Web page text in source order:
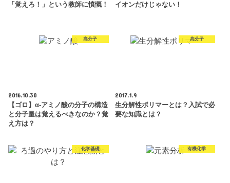
「覚えろ！」という教師に憤慨！
イオンだけじゃない！
高分子
2016.10.30
【ゴロ】α-アミノ酸の分子の構造
と分子量は覚えるべきなのか？覚
え方は？
高分子
2017.1.9
生分解性ポリマーとは？入試で必
要な知識とは？
化学基礎 有機化学